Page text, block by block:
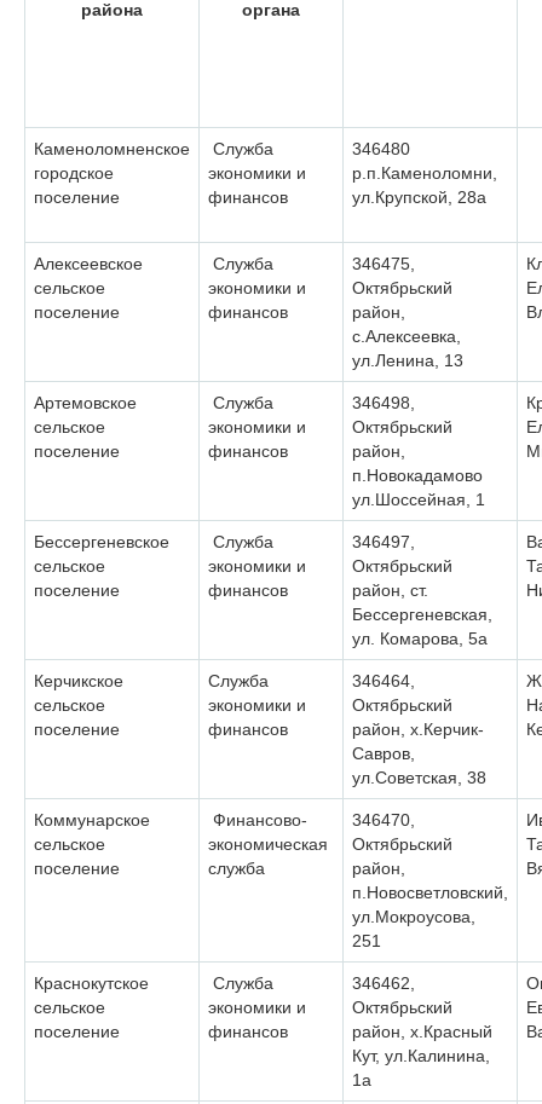
района органа
Каменоломненское
городское
поселение
Служба
экономики и
финансов
346480
р.п.Каменоломни,
ул.Крупской, 28a
Алексеевское
сельское
поселение
Служба
экономики и
финансов
346475,
Октябрьский
район,
с.Алексеевка,
ул.Ленина, 13
Артемовское
сельское
поселение
Служба
экономики и
финансов
346498,
Октябрьский
район,
п.Новокадамово
ул.Шоссейная, 1
Бессергеневское
сельское
поселение
Служба
экономики и
финансов
346497,
Октябрьский
район, ст.
Бессергеневская,
ул. Комарова, 5а
Керчикское
сельское
поселение
Служба
экономики и
финансов
346464,
Октябрьский
район, х.Керчик-
Савров,
ул.Советская, 38
Коммунарское
сельское
поселение
Финансово-
экономическая
служба
346470,
Октябрьский
район,
п.Новосветловский,
ул.Мокроусова,
251
Краснокутское
сельское
поселение
Служба
экономики и
финансов
346462,
Октябрьский
район, х.Красный
Кут, ул.Калинина,
1а